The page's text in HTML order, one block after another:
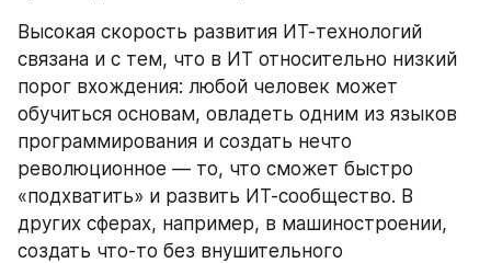
Высокая скорость развития ИТ-технологий
связана и с тем, что в ИТ относительно низкий
порог вхождения: любой человек может
обучиться основам, овладеть одним из языков
программирования и создать нечто
революционное — то, что сможет быстро
«подхватить» и развить ИТ-сообщество. В
других сферах, например, в машиностроении,
создать что-то без внушительного